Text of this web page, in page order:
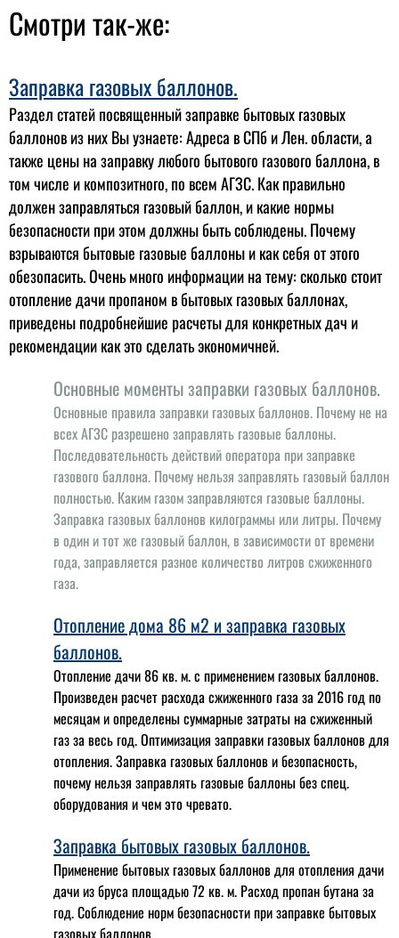
Смотри так-же:
Заправка газовых баллонов.
Раздел статей посвященный заправке бытовых газовых
баллонов из них Вы узнаете: Адреса в СПб и Лен. области, а
также цены на заправку любого бытового газового баллона, в
том числе и композитного, по всем АГЗС. Как правильно
должен заправляться газовый баллон, и какие нормы
безопасности при этом должны быть соблюдены. Почему
взрываются бытовые газовые баллоны и как себя от этого
обезопасить. Очень много информации на тему: сколько стоит
отопление дачи пропаном в бытовых газовых баллонах,
приведены подробнейшие расчеты для конкретных дач и
рекомендации как это сделать экономичней.
Основные моменты заправки газовых баллонов.
Основные правила заправки газовых баллонов. Почему не на
всех АГЗС разрешено заправлять газовые баллоны.
Последовательность действий оператора при заправке
газового баллона. Почему нельзя заправлять газовый баллон
полностью. Каким газом заправляются газовые баллоны.
Заправка газовых баллонов килограммы или литры. Почему
в один и тот же газовый баллон, в зависимости от времени
года, заправляется разное количество литров сжиженного
газа.
Отопление дома 86 м2 и заправка газовых
баллонов.
Отопление дачи 86 кв. м. с применением газовых баллонов.
Произведен расчет расхода сжиженного газа за 2016 год по
месяцам и определены суммарные затраты на сжиженный
газ за весь год. Оптимизация заправки газовых баллонов для
отопления. Заправка газовых баллонов и безопасность,
почему нельзя заправлять газовые баллоны без спец.
оборудования и чем это чревато.
Заправка бытовых газовых баллонов.
Применение бытовых газовых баллонов для отопления дачи
дачи из бруса площадью 72 кв. м. Расход пропан бутана за
год. Соблюдение норм безопасности при заправке бытовых
газовых баллонов.